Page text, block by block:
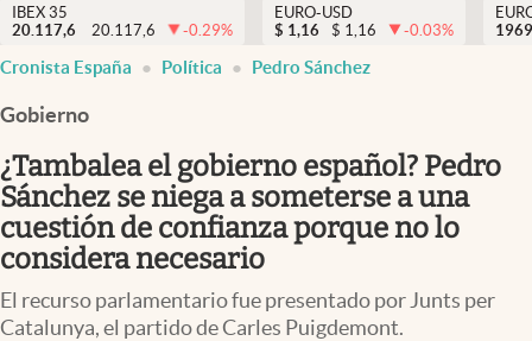
Criptomonedas
España
NOTICIAS
FINANZAS
EURO
IBEX 35
20.117,6
20.117,6 -0.29%
EURO-USD
$ 1,16 $ 1,16 -0.03%
Cronista España Política Pedro Sánchez
Gobierno
¿Tambalea el gobierno español? Pedro
Sánchez se niega a someterse a una
cuestión de confianza porque no lo
considera necesario
El recurso parlamentario fue presentado por Junts per
Catalunya, el partido de Carles Puigdemont.